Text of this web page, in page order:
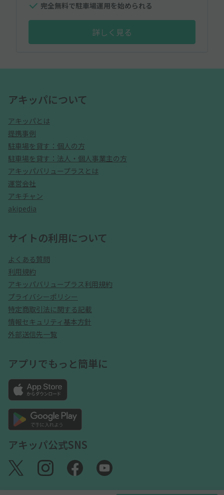
完全無料で駐車場運用を始められる
詳しく見る
アキッパについて
アキッパとは
提携事例
駐車場を貸す：個人の方
駐車場を貸す：法人・個人事業主の方
アキッパバリュープラスとは
運営会社
アキチャン
akipedia
サイトの利用について
よくある質問
利用規約
アキッパバリュープラス利用規約
プライバシーポリシー
特定商取引法に関する記載
情報セキュリティ基本方針
外部送信先一覧
アプリでもっと簡単に
アキッパ公式SNS